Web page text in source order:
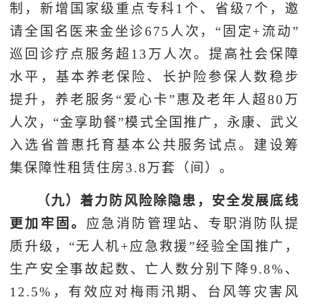
制，新增国家级重点专科1个、省级7个，邀
请全国名医来金坐诊675人次，“固定+流动”
巡回诊疗点服务超13万人次。提高社会保障
水平，基本养老保险、长护险参保人数稳步
提升，养老服务“爱心卡”惠及老年人超80万
人次，“金享助餐”模式全国推广，永康、武义
入选省普惠托育基本公共服务试点。建设筹
集保障性租赁住房3.8万套（间）。
（九）着力防风险除隐患，安全发展底线
更加牢固。 应急消防管理站、专职消防队提
质升级，“无人机+应急救援”经验全国推广，
生产安全事故起数、亡人数分别下降9.8%、
12.5%，有效应对梅雨汛期、台风等灾害风